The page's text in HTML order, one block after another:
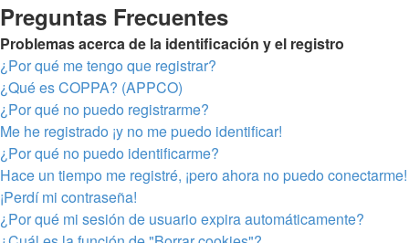
Preguntas Frecuentes
Problemas acerca de la identificación y el registro
¿Por qué me tengo que registrar?
¿Qué es COPPA? (APPCO)
¿Por qué no puedo registrarme?
Me he registrado ¡y no me puedo identificar!
¿Por qué no puedo identificarme?
Hace un tiempo me registré, ¡pero ahora no puedo conectarme!
¡Perdí mi contraseña!
¿Por qué mi sesión de usuario expira automáticamente?